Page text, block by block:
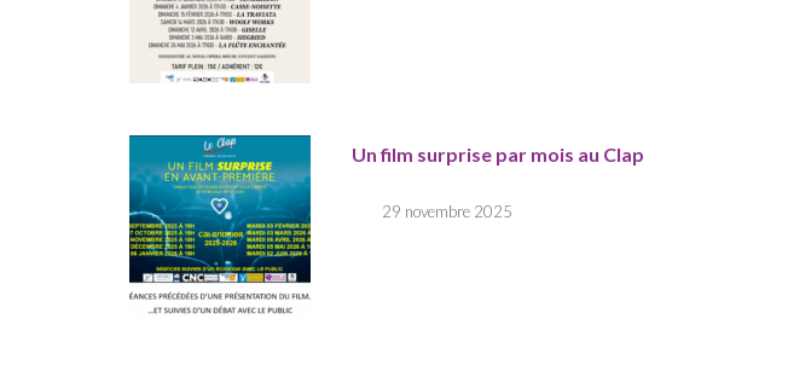
Un film surprise par mois au Clap
29 novembre 2025